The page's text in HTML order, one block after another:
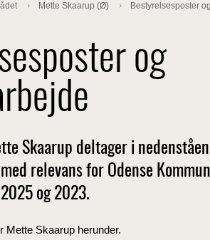
Mette Skaarup (Ø) Bestyrelsesposter
og
Skaarup deltager i
relevans for Odense
og 2023.
Mette Skaarup herunder.